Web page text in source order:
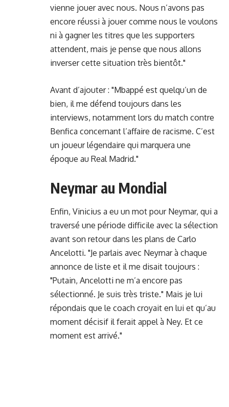
vienne jouer avec nous. Nous n’avons pas
encore réussi à jouer comme nous le voulons
ni à gagner les titres que les supporters
attendent, mais je pense que nous allons
inverser cette situation très bientôt."
Avant d’ajouter : "Mbappé est quelqu’un de
bien, il me défend toujours dans les
interviews, notamment lors du match contre
Benfica concernant l’affaire de racisme. C’est
un joueur légendaire qui marquera une
époque au Real Madrid."
Neymar au Mondial
Enfin, Vinicius a eu un mot pour Neymar, qui a
traversé une période difficile avec la sélection
avant son retour dans les plans de Carlo
Ancelotti. "Je parlais avec Neymar à chaque
annonce de liste et il me disait toujours :
"Putain, Ancelotti ne m’a encore pas
sélectionné. Je suis très triste." Mais je lui
répondais que le coach croyait en lui et qu’au
moment décisif il ferait appel à Ney. Et ce
moment est arrivé."